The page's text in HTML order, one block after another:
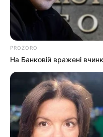
Партнерські
Події
Політика
Спорт
Схеми
PROZORO
На Банковій вражені